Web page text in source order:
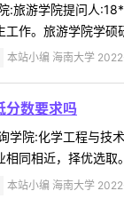
:旅游学院提问人
工作。旅游学院学
本站小编 海南大学
分数要求吗
学院:化学工程与技
相同相近，择优选取
本站小编 海南大学